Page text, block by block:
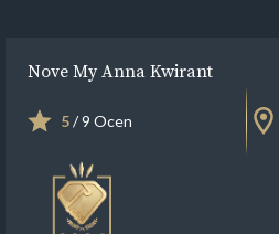
Nove My Anna Kwirant
5/ 9 Ocen